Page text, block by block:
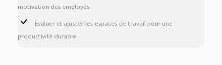
motivation des employés
Évaluer et ajuster les espaces de travail pour une
productivité durable